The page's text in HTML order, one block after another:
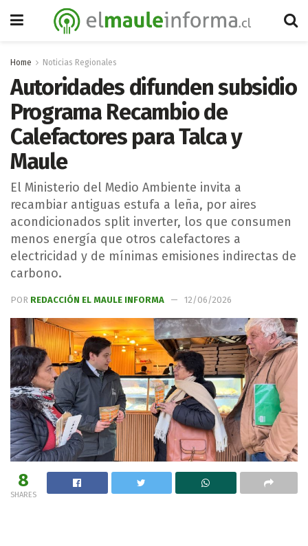
Home Noticias Regionales
Autoridades difunden subsidio
Programa Recambio de
Calefactores para Talca y
Maule
El Ministerio del Medio Ambiente invita a
recambiar antiguas estufa a leña, por aires
acondicionados split inverter, los que consumen
menos energía que otros calefactores a
electricidad y de mínimas emisiones indirectas de
carbono.
POR REDACCIÓN EL MAULE INFORMA 12/06/2026
8
SHARES